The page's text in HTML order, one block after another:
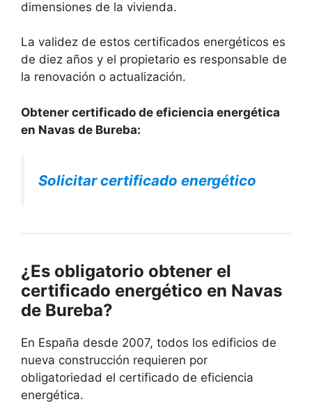
dimensiones de la vivienda.
La validez de estos certificados energéticos es
de diez años y el propietario es responsable de
la renovación o actualización.
Obtener certificado de eficiencia energética
en Navas de Bureba:
Solicitar certificado energético
¿Es obligatorio obtener el
certificado energético en Navas
de Bureba?
En España desde 2007, todos los edificios de
nueva construcción requieren por
obligatoriedad el certificado de eficiencia
energética.